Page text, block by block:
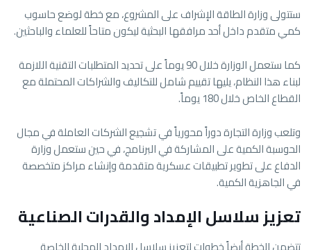
ستتولى وزارة الطاقة الإشراف على المشروع، مع خطة لوضع حاسوب
كمي متقدم داخل أحد مرافقها البحثية ليكون متاحاً للعلماء والباحثين.
كما ستعمل الوزارة خلال 90 يوماً على تحديد المتطلبات التقنية اللازمة
لبناء هذا النظام، يليها تقييم شامل للتكاليف والشراكات المحتملة مع
القطاع الخاص خلال 180 يوماً.
وتلعب وزارة التجارة دوراً محورياً في تشجيع الشركات العاملة في مجال
الحوسبة الكمية على المشاركة في البرنامج، في حين ستعمل وزارة
الدفاع على تطوير تطبيقات عسكرية متقدمة وإنشاء مراكز متخصصة
في الجاهزية الكمية.
تعزيز سلاسل الإمداد والقدرات الصناعية